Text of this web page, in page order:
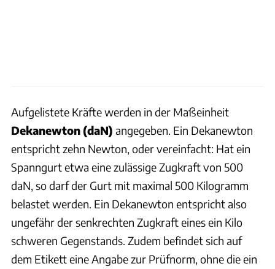
Aufgelistete Kräfte werden in der Maßeinheit
Dekanewton(daN) angegeben. Ein Dekanewton
entspricht zehn Newton, oder vereinfacht: Hat ein
Spanngurt etwa eine zulässige Zugkraft von 500
daN, so darf der Gurt mit maximal 500 Kilogramm
belastet werden. Ein Dekanewton entspricht also
ungefähr der senkrechten Zugkraft eines ein Kilo
schweren Gegenstands. Zudem befindet sich auf
dem Etikett eine Angabe zur Prüfnorm, ohne die ein